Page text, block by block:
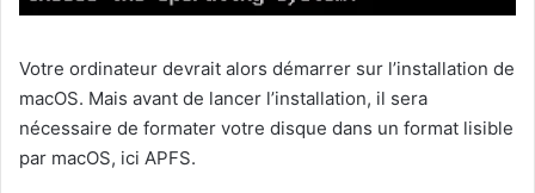
Votre ordinateur devrait alors démarrer sur l’installation de
macOS. Mais avant de lancer l’installation, il sera
nécessaire de formater votre disque dans un format lisible
par macOS, ici APFS.